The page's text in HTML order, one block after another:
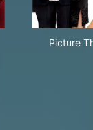
Picture